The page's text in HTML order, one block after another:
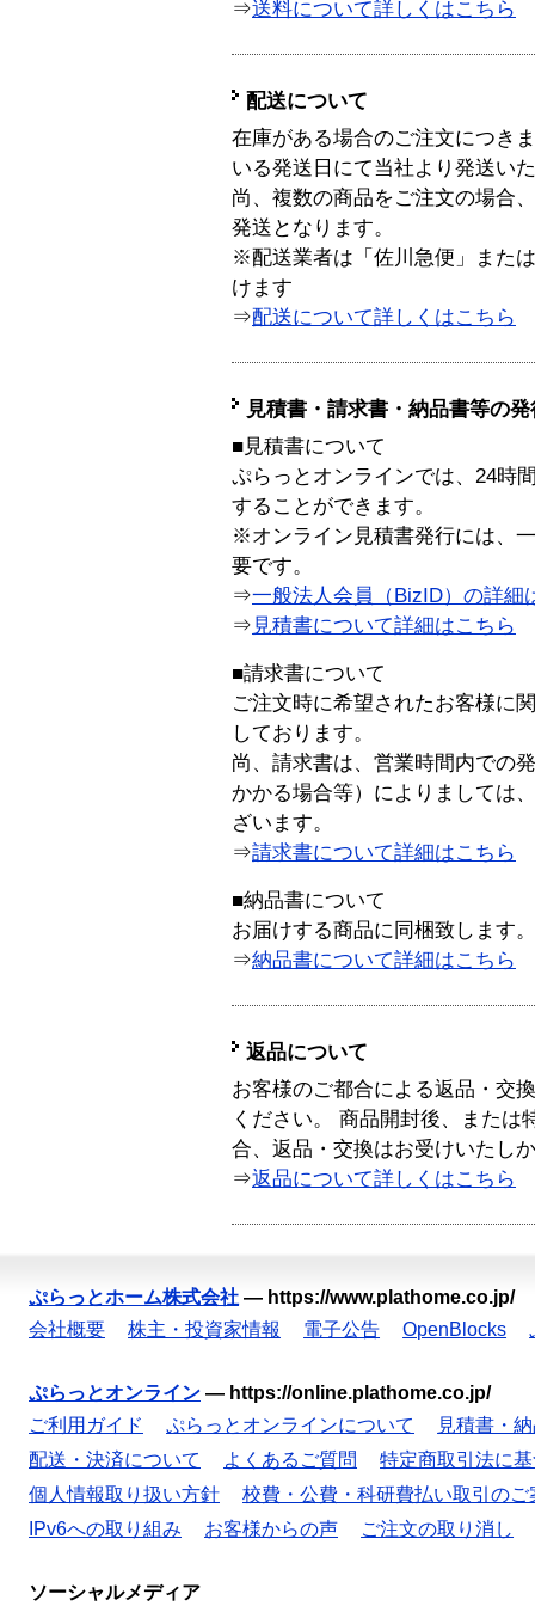
⇒送料について詳しくはこちら
配送について
在庫がある場合のご注文につき
いる発送日にて当社より発送い
尚、複数の商品をご注文の場合
発送となります。
※配送業者は「佐川急便」また
けます
⇒配送について詳しくはこちら
見積書・請求書・納品書等の
■見積書について
ぷらっとオンラインでは、24時
することができます。
※オンライン見積書発行には、
要です。
⇒一般法人会員（BizID）の詳細
⇒ 見積書について詳細はこちら
■請求書について
ご注文時に希望されたお客様に
しております。
尚、請求書は、営業時間内での
かかる場合等）によりましては
ざいます。
⇒請求書について詳細はこちら
■納品書について
お届けする商品に同梱致します。
⇒納品書について詳細はこちら
返品について
お客様のご都合による返品・交
ください。 商品開封後、または
合、返品・交換はお受けいたし
⇒返品について詳しくはこちら
ぷらっとホーム株式会社 — https://www.plathome.co.jp/
会社概要
株主・投資家情報 電子公告 OpenBlocks
ぷらっとオンライン — https://online.plathome.co.jp/
ご利用ガイド
ぷらっとオンラインについて
見積書・
配送・決済について
よくあるご質問
特定商取引法に
個人情報取り扱い方針
校費・公費・科研費払い取引のご
IPv6への取り組み
お客様からの声 ご注文の取り消し
ソーシャルメディア